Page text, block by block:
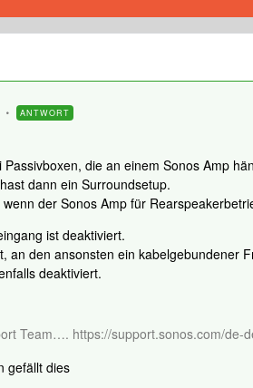
ANTWORT
Passivboxen, die an einem Sonos Amp
dann ein Surroundsetup.
wenn der Sonos Amp für
ist deaktiviert.
an den ansonsten ein kabelgebundener
deaktiviert.
Team…. https://support.sonos.com/de-
gefällt dies